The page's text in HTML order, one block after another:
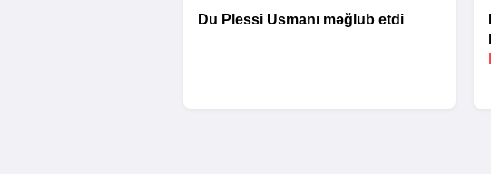
Du Plessi Usmanı məğlub etdi